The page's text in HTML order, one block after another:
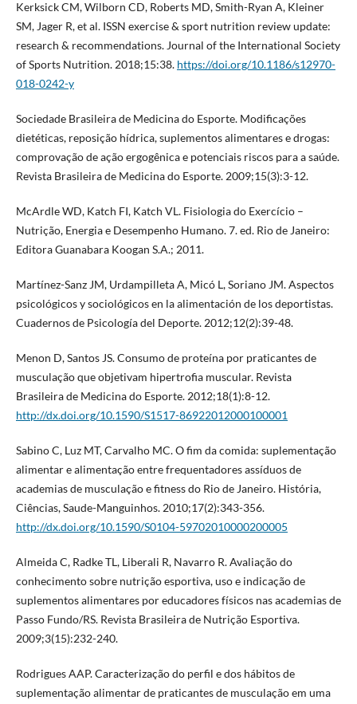
Kerksick CM, Wilborn CD, Roberts MD, Smith-Ryan A, Kleiner
SM, Jager R, et al. ISSN exercise & sport nutrition review update:
research & recommendations. Journal of the International Society
of Sports Nutrition. 2018;15:38. https://doi.org/10.1186/s12970-
018-0242-y
Sociedade Brasileira de Medicina do Esporte. Modificações
dietéticas, reposição hídrica, suplementos alimentares e drogas:
comprovação de ação ergogênica e potenciais riscos para a saúde.
Revista Brasileira de Medicina do Esporte. 2009;15(3):3-12.
McArdle WD, Katch FI, Katch VL. Fisiologia do Exercício –
Nutrição, Energia e Desempenho Humano. 7. ed. Rio de Janeiro:
Editora Guanabara Koogan S.A.; 2011.
Martínez-Sanz JM, Urdampilleta A, Micó L, Soriano JM. Aspectos
psicológicos y sociológicos en la alimentación de los deportistas.
Cuadernos de Psicología del Deporte. 2012;12(2):39-48.
Menon D, Santos JS. Consumo de proteína por praticantes de
musculação que objetivam hipertrofia muscular. Revista
Brasileira de Medicina do Esporte. 2012;18(1):8-12.
http://dx.doi.org/10.1590/S1517-86922012000100001
Sabino C, Luz MT, Carvalho MC. O fim da comida: suplementação
alimentar e alimentação entre frequentadores assíduos de
academias de musculação e fitness do Rio de Janeiro. História,
Ciências, Saude-Manguinhos. 2010;17(2):343-356.
http://dx.doi.org/10.1590/S0104-59702010000200005
Almeida C, Radke TL, Liberali R, Navarro R. Avaliação do
conhecimento sobre nutrição esportiva, uso e indicação de
suplementos alimentares por educadores físicos nas academias de
Passo Fundo/RS. Revista Brasileira de Nutrição Esportiva.
2009;3(15):232-240.
Rodrigues AAP. Caracterização do perfil e dos hábitos de
suplementação alimentar de praticantes de musculação em uma